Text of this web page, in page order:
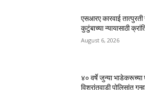
एसआरए कारवाई
कुटुंबाच्या न्यायासाठी
August 6, 2026
४० वर्षे जुन्या भाडेकरूच्या
विश्रांतवाडी पोलिसांत